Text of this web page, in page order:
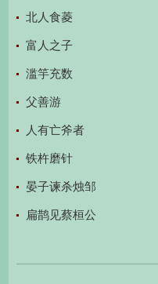
北人食菱
富人之子
滥竽充数
父善游
人有亡斧者
铁杵磨针
晏子谏杀烛邹
扁鹊见蔡桓公